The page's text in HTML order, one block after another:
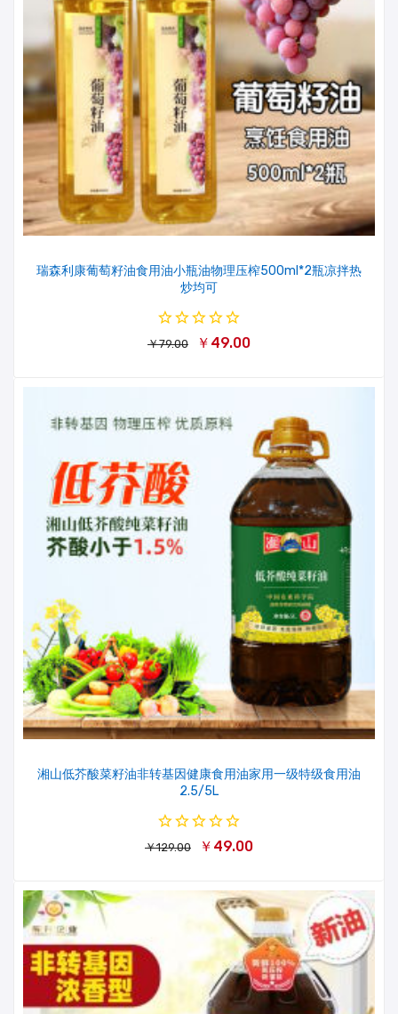
瑞森利康葡萄籽油食用油小瓶油物理压榨500ml*2瓶凉拌热
炒均可
￥79.00 ￥49.00
湘山低芥酸菜籽油非转基因健康食用油家用一级特级食用油
2.5/5L
￥129.00 ￥49.00